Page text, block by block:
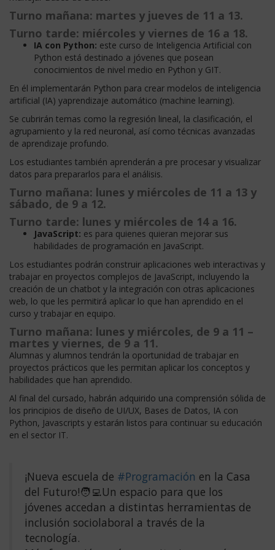
Turno mañana: martes y jueves de 11 a 13.
Turno tarde: miércoles y viernes de 16 a 18.
IA con Python: este curso de Inteligencia Artificial con
Python está destinado a jóvenes que posean
conocimientos de nivel medio en Python y GIT.
En él implementarán Python para crear modelos de inteligencia
artificial (IA) yaprendizaje automático (machine learning).
Se cubrirán temas como la regresión lineal, la clasificación, el
agrupamiento y la red neuronal, así como técnicas avanzadas
de aprendizaje profundo.
Los estudiantes también aprenderán a pre procesar y visualizar
datos para prepararlos para el análisis.
Turno mañana: lunes y miércoles de 11 a 13 y
sábado, de 9 a 12.
Turno tarde: lunes y miércoles de 14 a 16.
JavaScript: es para quienes quieran mejorar sus
habilidades de programación en JavaScript.
Los estudiantes podrán construir aplicaciones web interactivas y
trabajar en proyectos complejos de JavaScript, incluyendo la
creación de un chatbot y la integración con otras aplicaciones
web, lo que les permitirá aplicar lo que han aprendido en el
curso y trabajar en equipo.
Turno mañana: lunes y miércoles, de 9 a 11 –
martes y viernes, de 9 a 11.
Alumnas y alumnos tendrán la oportunidad de trabajar en
proyectos prácticos que les permitan aplicar los conceptos y
habilidades que han aprendido.
Al final del cursado, habrán adquirido una comprensión sólida de
los principios de diseño de UI/UX, Bases de Datos, IA con
Python, Javascripts y estarán listos para continuar su educación
en el sector IT.
¡Nueva escuela de #Programación en la Casa
del Futuro!🧑‍💻Un espacio para que los
jóvenes accedan a distintas herramientas de
inclusión sociolaboral a través de la
tecnología.